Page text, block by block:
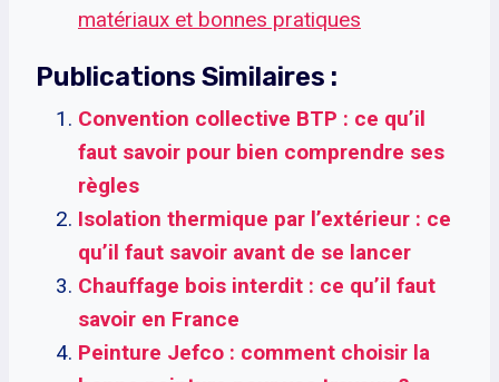
matériaux et bonnes pratiques
Publications Similaires :
Convention collective BTP : ce qu’il
faut savoir pour bien comprendre ses
règles
Isolation thermique par l’extérieur : ce
qu’il faut savoir avant de se lancer
Chauffage bois interdit : ce qu’il faut
savoir en France
Peinture Jefco : comment choisir la